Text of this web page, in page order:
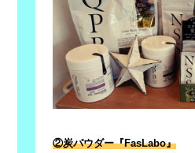
②炭パウダー『FasLabo』